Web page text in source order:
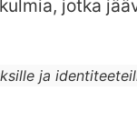
jotka
ja